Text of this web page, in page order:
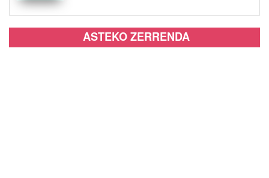
ASTEKO ZERRENDA